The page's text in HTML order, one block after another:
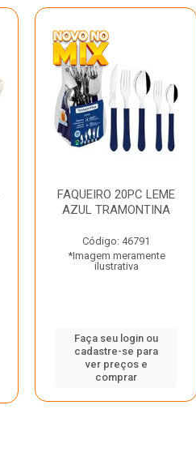
FAQUEIRO 20PC LEME
AZUL TRAMONTINA
Código: 46791
*Imagem meramente
ilustrativa
Faça seu login ou
cadastre-se para
ver preços e
comprar